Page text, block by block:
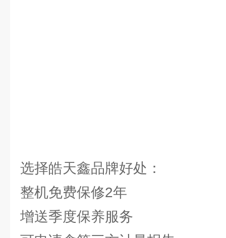
选择皓天鑫品牌好处：
整机免费保修2年
增送季度保养服务